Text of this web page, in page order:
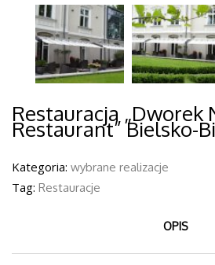
MASURIA
ARTE SPA
FLAMING &
CO W
WARSZAWIE
4
PAŹDZIERNIK
PARASOLE
LEONARDO
BRACCIO
23
SIERPIEŃ
PARASOLE
PALLADIO
STANDARD
Restauracja „Dworek
Restaurant” Bielsko-
Kategoria: wybrane realizacje
Tag: Restauracje
OPIS